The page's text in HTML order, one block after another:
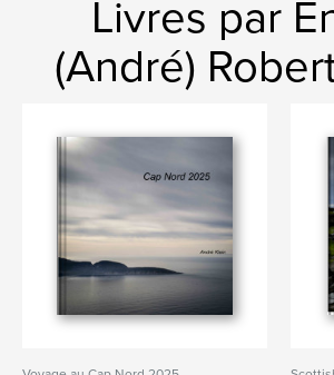
Livres par
(André)